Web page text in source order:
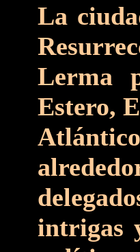
La
Lerma
Estero,
intrigas